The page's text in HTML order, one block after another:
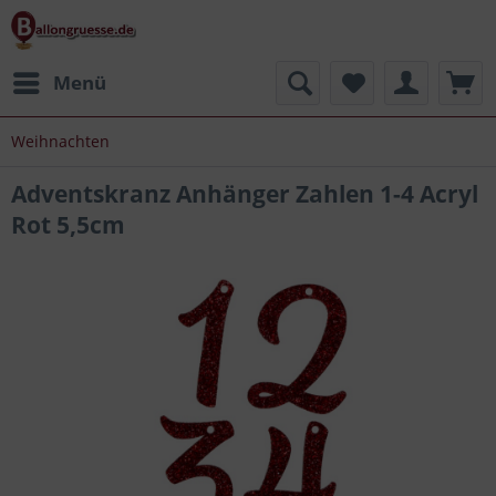
Menü
Weihnachten
Adventskranz Anhänger Zahlen 1-4 Acryl
Rot 5,5cm